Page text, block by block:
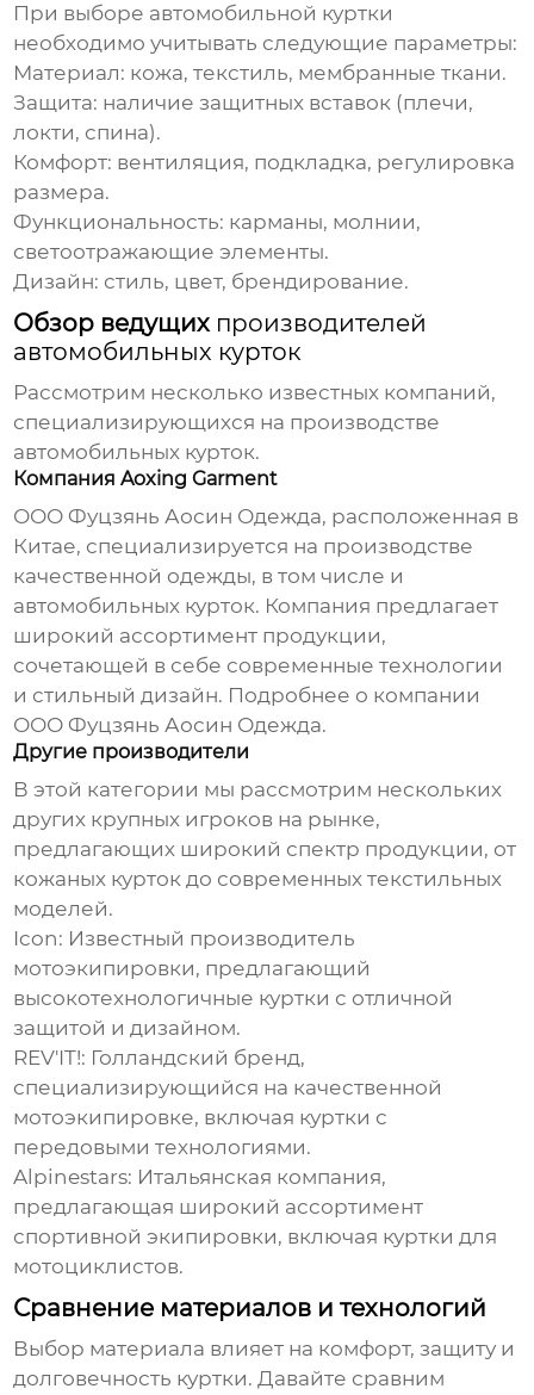
При выборе автомобильной куртки
необходимо учитывать следующие параметры:
Материал: кожа, текстиль, мембранные ткани.
Защита: наличие защитных вставок (плечи,
локти, спина).
Комфорт: вентиляция, подкладка, регулировка
размера.
Функциональность: карманы, молнии,
светоотражающие элементы.
Дизайн: стиль, цвет, брендирование.
Обзор ведущих производителей
автомобильных курток
Рассмотрим несколько известных компаний,
специализирующихся на производстве
автомобильных курток.
Компания Aoxing Garment
ООО Фуцзянь Аосин Одежда, расположенная в
Китае, специализируется на производстве
качественной одежды, в том числе и
автомобильных курток. Компания предлагает
широкий ассортимент продукции,
сочетающей в себе современные технологии
и стильный дизайн. Подробнее о компании
ООО Фуцзянь Аосин Одежда.
Другие производители
В этой категории мы рассмотрим нескольких
других крупных игроков на рынке,
предлагающих широкий спектр продукции, от
кожаных курток до современных текстильных
моделей.
Icon: Известный производитель
мотоэкипировки, предлагающий
высокотехнологичные куртки с отличной
защитой и дизайном.
REV'IT!: Голландский бренд,
специализирующийся на качественной
мотоэкипировке, включая куртки с
передовыми технологиями.
Alpinestars: Итальянская компания,
предлагающая широкий ассортимент
спортивной экипировки, включая куртки для
мотоциклистов.
Сравнение материалов и технологий
Выбор материала влияет на комфорт, защиту и
долговечность куртки. Давайте сравним